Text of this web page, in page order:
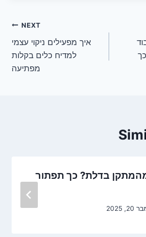
NEXT
איך מפעילים ניקוי עצמי
למדיח כלים בקלות
מפתיעה
בדלת? כך תפתור
2025